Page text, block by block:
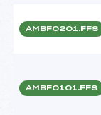
AMBF0201.FFS
AMBF0101.FFS